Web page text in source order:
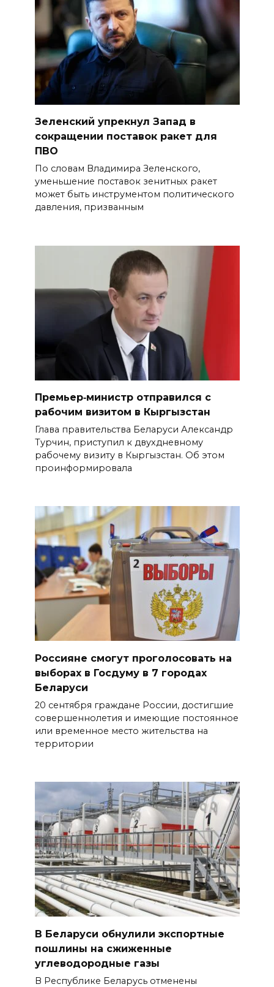
Зеленский упрекнул Запад в
сокращении поставок ракет для
ПВО
По словам Владимира Зеленского,
уменьшение поставок зенитных ракет
может быть инструментом политического
давления, призванным
Премьер‑министр отправился с
рабочим визитом в Кыргызстан
Глава правительства Беларуси Александр
Турчин, приступил к двухдневному
рабочему визиту в Кыргызстан. Об этом
проинформировала
Россияне смогут проголосовать на
выборах в Госдуму в 7 городах
Беларуси
20 сентября граждане России, достигшие
совершеннолетия и имеющие постоянное
или временное место жительства на
территории
В Беларуси обнулили экспортные
пошлины на сжиженные
углеводородные газы
В Республике Беларусь отменены